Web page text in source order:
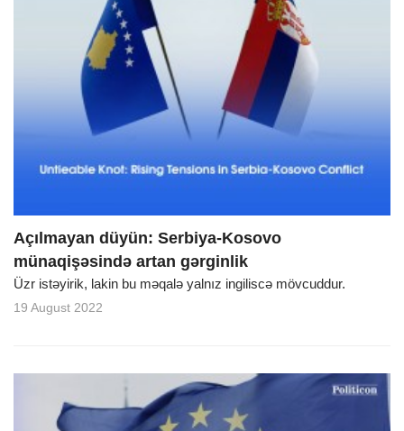
Açılmayan düyün: Serbiya-Kosovo
münaqişəsində artan gərginlik
Üzr istəyirik, lakin bu məqalə yalnız ingiliscə mövcuddur.
19 August 2022